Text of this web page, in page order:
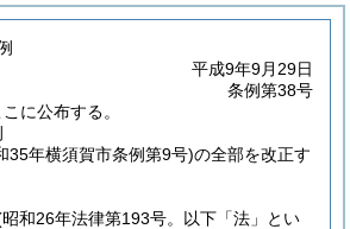
平成9年9月29日
条例第38号
に公布する。
35年横須賀市条例第9号)の全部を改正す
和26年法律第193号。以下「法」とい